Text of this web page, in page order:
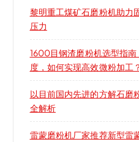
黎明重工煤矿石磨粉机助力
压力
1600目钢渣磨粉机选型指
度，如何实现高效微粉加工
以目前国内先进的方解石磨
全解析
雷蒙磨粉机厂家推荐新型雷